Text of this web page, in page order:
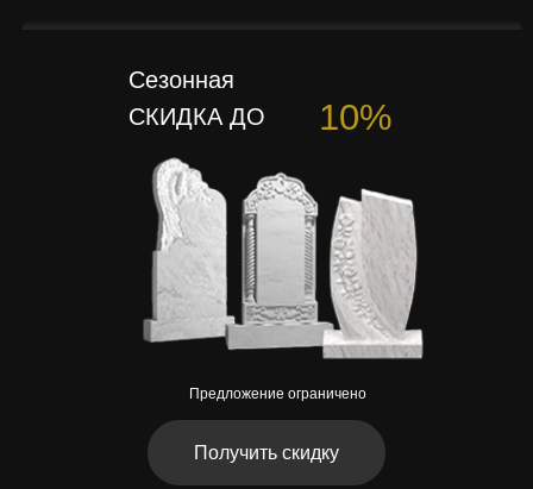
СКИДКА ДО 10%
Предложение ограничено
Сезонная
Получить скидку